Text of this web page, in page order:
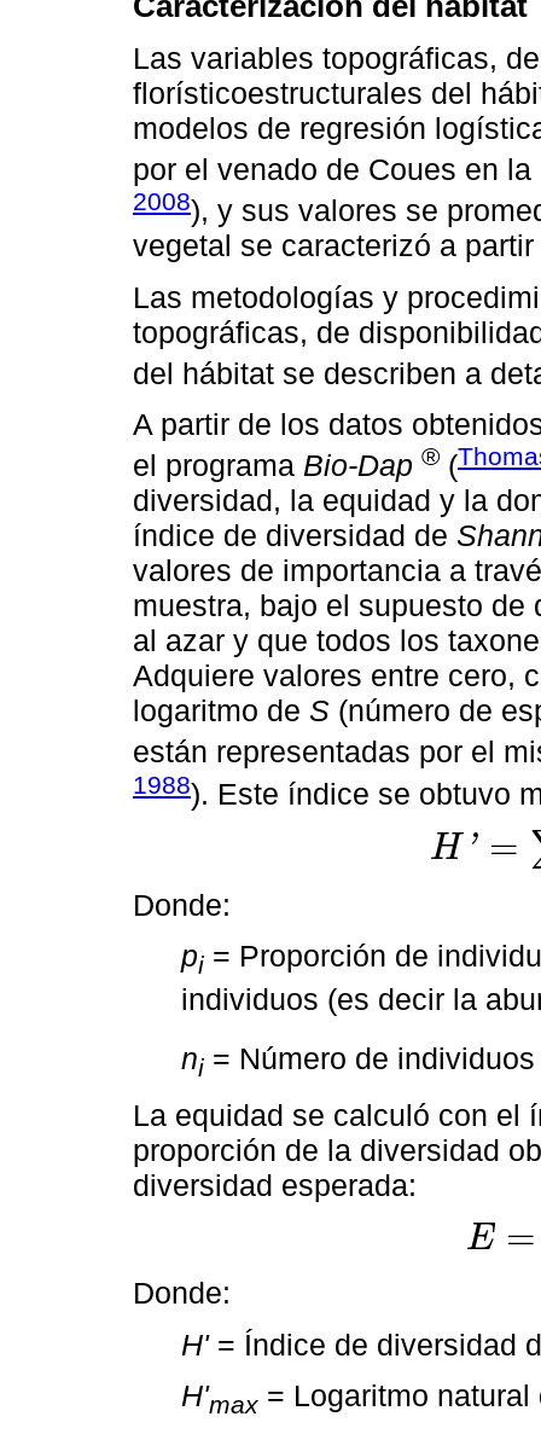
Las variables topográficas,
florísticoestructurales del
modelos de regresión
por el venado de Coues en
2008), y sus valores se
vegetal se caracterizó a
Las metodologías y
topográficas, de
del hábitat se describen a
A partir de los datos
el programa Bio-Dap ® (
diversidad, la equidad y la
índice de diversidad de
valores de importancia a
muestra, bajo el supuesto
al azar y que todos los
Adquiere valores entre cero,
logaritmo de S (número de
están representadas por el
1988). Este índice se obtuvo
H ' =
H'=∑ 1piln i
Donde:
pi = Proporción de
individuos (es decir la
ni = Número de
La equidad se calculó con el
proporción de la diversidad
diversidad esperada:
E =
E=H H'm
Donde:
H'= Índice de diversidad
H'max = Logaritmo